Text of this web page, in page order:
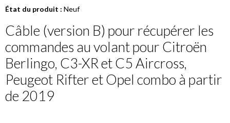
État du produit : Neuf
Câble (version B) pour récupérer les
commandes au volant pour Citroën
Berlingo, C3-XR et C5 Aircross,
Peugeot Rifter et Opel combo à partir
de 2019